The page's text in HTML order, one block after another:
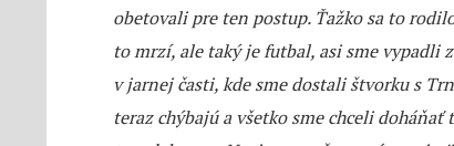
obetovali pre ten postup. Ťažko sa to
to mrzí, ale taký je futbal, asi sme vypadli
v jarnej časti, kde sme dostali štvorku s
teraz chýbajú a všetko sme chceli